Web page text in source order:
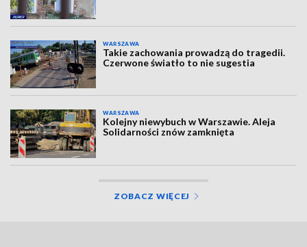
WARSZAWA
Takie zachowania prowadzą do tragedii.
Czerwone światło to nie sugestia
WARSZAWA
Kolejny niewybuch w Warszawie. Aleja
Solidarności znów zamknięta
ZOBACZ WIĘCEJ